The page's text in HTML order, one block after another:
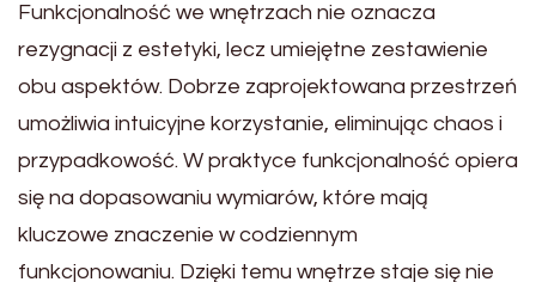
Funkcjonalność we wnętrzach nie oznacza
rezygnacji z estetyki, lecz umiejętne zestawienie
obu aspektów. Dobrze zaprojektowana przestrzeń
umożliwia intuicyjne korzystanie, eliminując chaos i
przypadkowość. W praktyce funkcjonalność opiera
się na dopasowaniu wymiarów, które mają
kluczowe znaczenie w codziennym
funkcjonowaniu. Dzięki temu wnętrze staje się nie